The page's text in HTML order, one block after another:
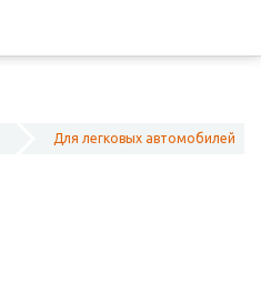
Для легковых автомобилей